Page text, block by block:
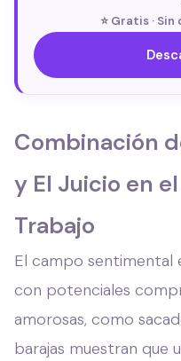
⭐ Gratis ·
Combinación
y El Juicio en
Trabajo
El campo sentimental
con potenciales
amorosas, como
barajas muestran que